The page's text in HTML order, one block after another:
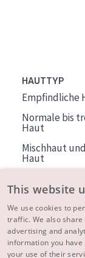
HAUTTYP
Empfindliche
Normale bis
Haut
Mischhaut
Haut
Haut
ÜBER
Mehr über uns
This website
We use cookies to
traffic. We also
advertising and
information you
your use of their